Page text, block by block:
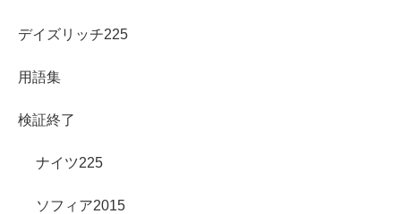
デイズリッチ225
用語集
検証終了
ナイツ225
ソフィア2015